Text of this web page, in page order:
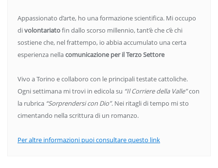
Appassionato d’arte, ho una formazione scientifica. Mi occupo
divolontariatofin dallo scorso millennio, tant’è che c’è chi
sostiene che, nel frattempo, io abbia accumulato una certa
esperienza nellacomunicazione per il Terzo Settore
Vivo a Torino e collaboro con le principali testate cattoliche.
Ogni settimana mi trovi in edicola su “Il Corriere della Valle”con
la rubrica “Sorprendersi con Dio”. Nei ritagli di tempo mi sto
cimentando nella scrittura di un romanzo.
Per altre informazioni puoi consultare questo link